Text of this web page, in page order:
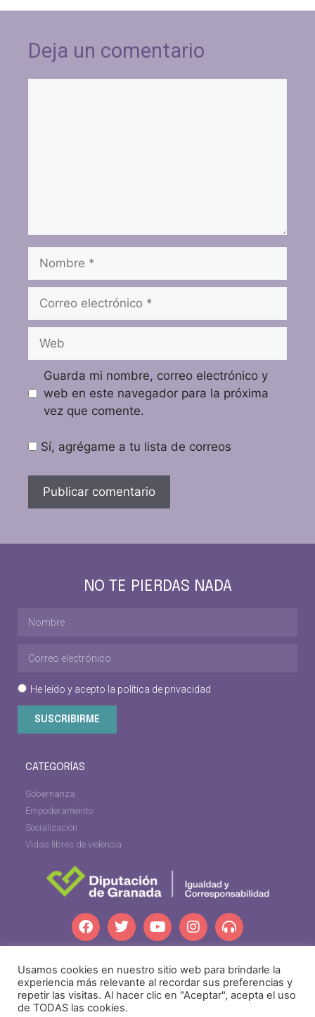
Deja un comentario
Guarda mi nombre, correo electrónico y
web en este navegador para la próxima
vez que comente.
Sí, agrégame a tu lista de correos
dipgra.com
CATEGORÍAS
Gobernanza
Empoderameinto
Socialización
Vidas libres de violencia
NO TE PIERDAS NADA
He leído y acepto la política de privacidad
SUSCRIBIRME
Usamos cookies en nuestro sitio web para brindarle la
experiencia más relevante al recordar sus preferencias y
repetir las visitas. Al hacer clic en "Aceptar", acepta el uso
de TODAS las cookies.